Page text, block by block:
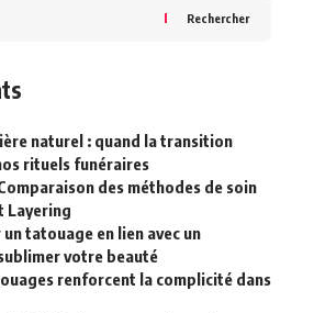
Rechercher
naturel : quand la transition
rituels funéraires
des méthodes de soin
Layering
tatouage en lien avec un
votre beauté
renforcent la complicité dans